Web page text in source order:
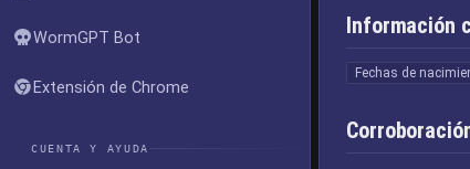
WormGPT Bot
Extensión de Chrome
CUENTA Y AYUDA
Información
Fechas de